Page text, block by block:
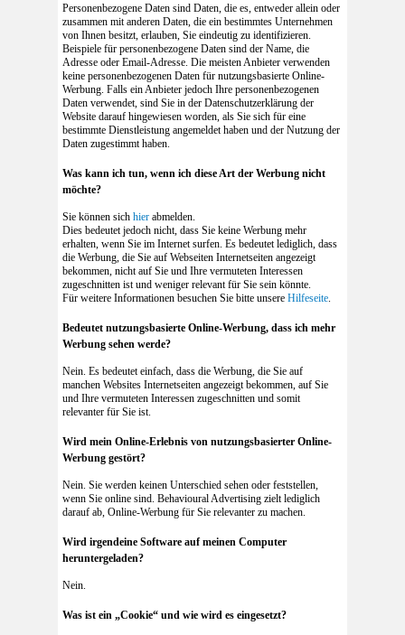
Personenbezogene Daten sind Daten, die es, entweder allein oder
zusammen mit anderen Daten, die ein bestimmtes Unternehmen
von Ihnen besitzt, erlauben, Sie eindeutig zu identifizieren.
Beispiele für personenbezogene Daten sind der Name, die
Adresse oder Email-Adresse. Die meisten Anbieter verwenden
keine personenbezogenen Daten für nutzungsbasierte Online-
Werbung. Falls ein Anbieter jedoch Ihre personenbezogenen
Daten verwendet, sind Sie in der Datenschutzerklärung der
Website darauf hingewiesen worden, als Sie sich für eine
bestimmte Dienstleistung angemeldet haben und der Nutzung der
Daten zugestimmt haben.
Was kann ich tun, wenn ich diese Art der Werbung nicht
möchte?
Sie können sich hier abmelden.
Dies bedeutet jedoch nicht, dass Sie keine Werbung mehr
erhalten, wenn Sie im Internet surfen. Es bedeutet lediglich, dass
die Werbung, die Sie auf Webseiten Internetseiten angezeigt
bekommen, nicht auf Sie und Ihre vermuteten Interessen
zugeschnitten ist und weniger relevant für Sie sein könnte.
Für weitere Informationen besuchen Sie bitte unsere Hilfeseite.
Bedeutet nutzungsbasierte Online-Werbung, dass ich mehr
Werbung sehen werde?
Nein. Es bedeutet einfach, dass die Werbung, die Sie auf
manchen Websites Internetseiten angezeigt bekommen, auf Sie
und Ihre vermuteten Interessen zugeschnitten und somit
relevanter für Sie ist.
Wird mein Online-Erlebnis von nutzungsbasierter Online-
Werbung gestört?
Nein. Sie werden keinen Unterschied sehen oder feststellen,
wenn Sie online sind. Behavioural Advertising zielt lediglich
darauf ab, Online-Werbung für Sie relevanter zu machen.
Wird irgendeine Software auf meinen Computer
heruntergeladen?
Nein.
Was ist ein „Cookie“ und wie wird es eingesetzt?